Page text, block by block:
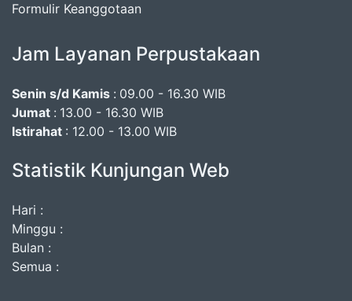
Formulir Keanggotaan
Jam Layanan Perpustakaan
Senin s/d Kamis : 09.00 - 16.30 WIB
Jumat : 13.00 - 16.30 WIB
Istirahat : 12.00 - 13.00 WIB
Statistik Kunjungan Web
Hari :
Minggu :
Bulan :
Semua :